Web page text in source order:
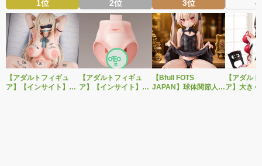
1位
【アダルトフィギュ
ア】【インサイト】肉
2位
【アダルトフィギュ
ア】【インサイト】ベ
3位
【Bfull FOTS
JAPAN】球体関節人形
4
【アダル
ア】大き